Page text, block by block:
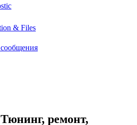
& Files
ремонт,